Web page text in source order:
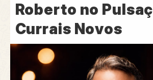
Roberto no
Currais Novos